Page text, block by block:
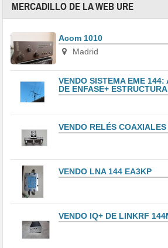
MERCADILLO DE LA WEB URE
Acom 1010
Madrid
VENDO SISTEMA EME 144:
DE ENFASE+
VENDO RELÉS COAXIALES
VENDO LNA 144 EA3KP
VENDO IQ+ DE LINKRF